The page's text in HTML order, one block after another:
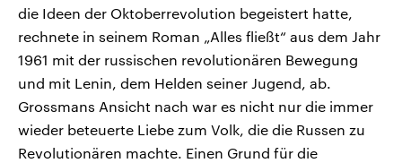
die Ideen der Oktoberrevolution begeistert hatte,
rechnete in seinem Roman „Alles fließt“ aus dem Jahr
1961 mit der russischen revolutionären Bewegung
und mit Lenin, dem Helden seiner Jugend, ab.
Grossmans Ansicht nach war es nicht nur die immer
wieder beteuerte Liebe zum Volk, die die Russen zu
Revolutionären machte. Einen Grund für die